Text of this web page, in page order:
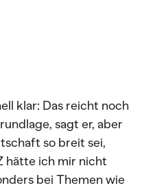
klar: Das reicht noch
sagt er, aber
so breit sei,
hätte ich mir nicht
bei Themen wie